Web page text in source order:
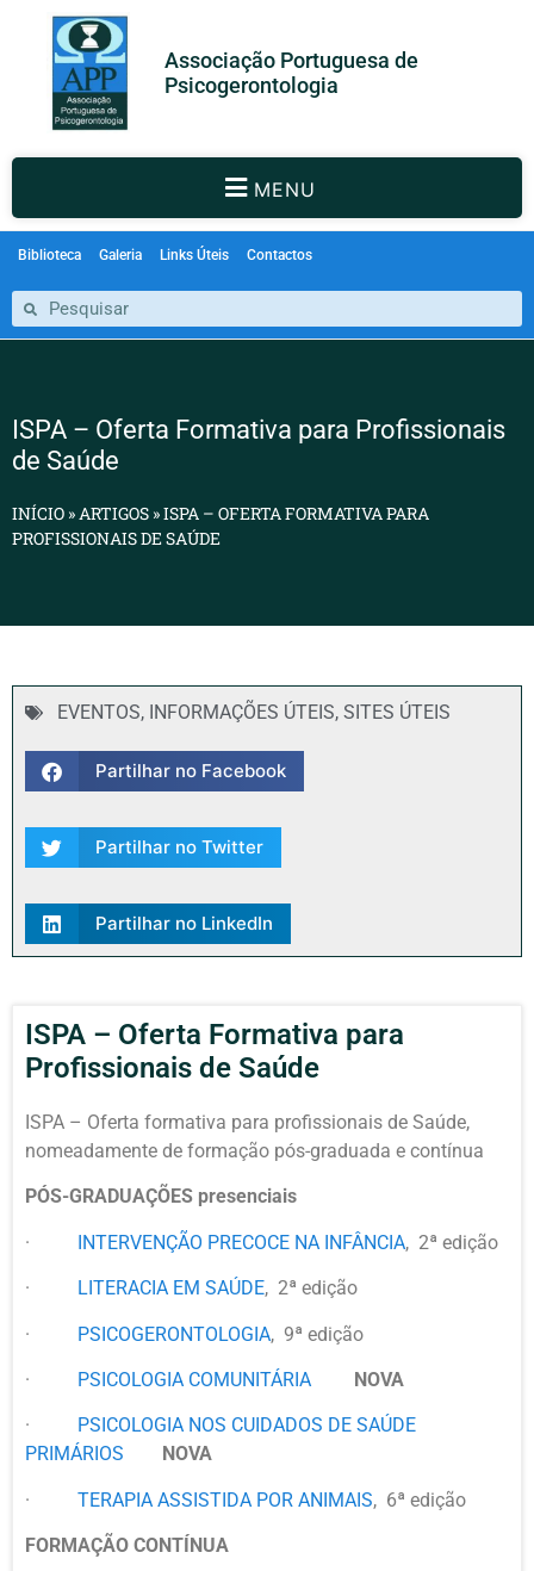
Associação Portuguesa de
Psicogerontologia
MENU
Biblioteca Galeria Links Úteis Contactos
ISPA – Oferta Formativa para Profissionais
de Saúde
INÍCIO »ARTIGOS »ISPA – OFERTA FORMATIVA PARA
PROFISSIONAIS DE SAÚDE
EVENTOS, INFORMAÇÕES ÚTEIS, SITES ÚTEIS
Partilhar no Facebook
Partilhar no Twitter
Partilhar no LinkedIn
ISPA – Oferta Formativa para
Profissionais de Saúde
ISPA – Oferta formativa para profissionais de Saúde,
nomeadamente de formação pós-graduada e contínua
PÓS-GRADUAÇÕES presenciais
· INTERVENÇÃO PRECOCE NA INFÂNCIA, 2ª edição
· LITERACIA EM SAÚDE, 2ª edição
· PSICOGERONTOLOGIA, 9ª edição
· PSICOLOGIA COMUNITÁRIA NOVA
·
PSICOLOGIA NOS CUIDADOS DE SAÚDE
PRIMÁRIOS
NOVA
· TERAPIA ASSISTIDA POR ANIMAIS, 6ª edição
FORMAÇÃO CONTÍNUA